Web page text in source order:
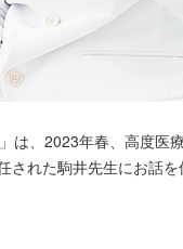
は、2023年春、高度医
れた駒井先生にお話を